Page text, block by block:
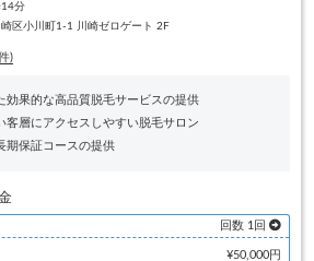
14分
区小川町1-1 川崎ゼロゲート 2F
)
効果的な高品質脱毛サービスの提供
客層にアクセスしやすい脱毛サロン
期保証コースの提供
回数 1回
¥50,000円